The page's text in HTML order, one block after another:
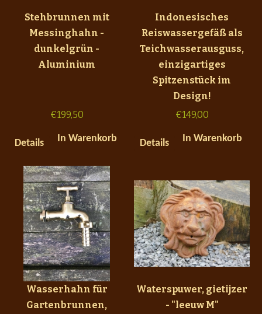
Stehbrunnen mit
Messinghahn -
dunkelgrün -
Aluminium
€199,50
Details In Warenkorb
Indonesisches
Reiswassergefäß als
Teichwasserausguss,
einzigartiges
Spitzenstück im
Design!
€149,00
Details In Warenkorb
Wasserhahn für
Gartenbrunnen,
Waterspuwer, gietijzer
- "leeuw M"